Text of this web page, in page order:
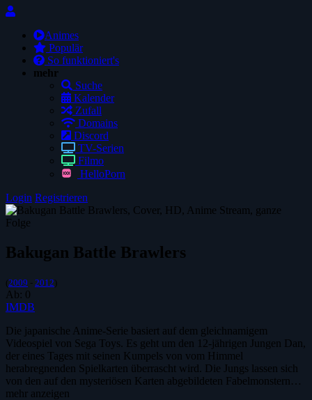
Animes
Populär
So funktioniert's
mehr
Suche
Kalender
Zufall
Domains
Discord
TV-Serien
Filmo
HelloPorn
Login Registrieren
Bakugan Battle Brawlers
(2009 - 2012 )
Ab: 0
IMDB
Die japanische Anime-Serie basiert auf dem gleichnamigem
Videospiel von Sega Toys. Es geht um den 12-jährigen Jungen Dan,
der eines Tages mit seinen Kumpels von vom Himmel
herabregnenden Spielkarten überrascht wird. Die Jungs lassen sich
von den auf den mysteriösen Karten abgebildeten Fabelmonstern…
mehr anzeigen